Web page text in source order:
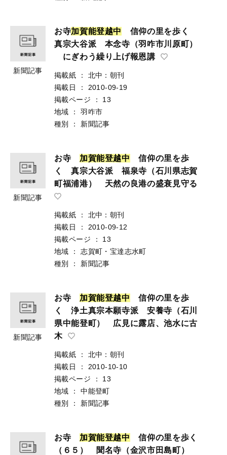
新聞記事
お寺加賀能登越中
信仰の里を歩く
真宗大谷派 本念寺（羽咋市川原町）
にぎわう繰り上げ報恩講
掲載紙 ：
北中：朝刊
掲載日
：
2010-09-19
掲載ページ
：
13
地域
：
羽咋市
種別
： 新聞記事
新聞記事
お寺 加賀能登越中
信仰の里を歩
く 真宗大谷派 福泉寺（石川県志賀
町福浦港） 天然の良港の盛衰見守る
掲載紙 ：
北中：朝刊
掲載日
：
2010-09-12
掲載ページ
：
13
地域
：
志賀町・宝達志水町
種別
： 新聞記事
新聞記事
お寺 加賀能登越中
信仰の里を歩
く 浄土真宗本願寺派 安養寺（石川
県中能登町） 広見に露店、池水に古
木
掲載紙 ：
北中：朝刊
掲載日
：
2010-10-10
掲載ページ
：
13
地域
：
中能登町
種別
： 新聞記事
お寺 加賀能登越中
信仰の里を歩く
（６５） 聞名寺（金沢市田島町）